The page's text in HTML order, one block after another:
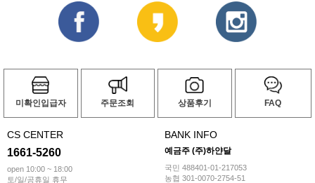
미확인입급자 주문조회 상품후기 FAQ
CS CENTER
1661-5260
open 10:00 ~ 18:00
토/일/공휴일 휴무
BANK INFO
예금주 (주)하얀달
국민 488401-01-217053
농협 301-0070-2754-51